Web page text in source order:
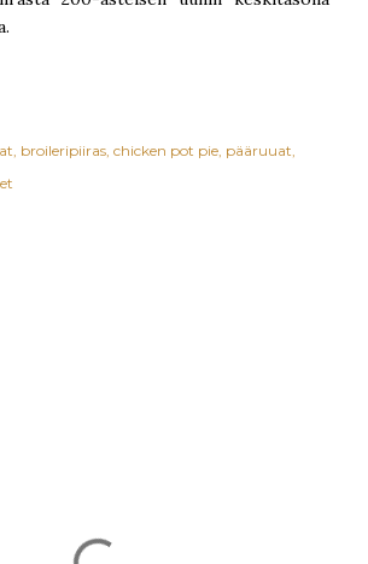
broileripiiras chicken pot pie pääruuat